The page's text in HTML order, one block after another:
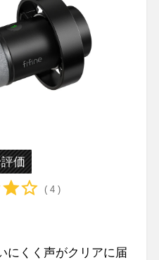
価
( 4 )
にくく声がクリアに届